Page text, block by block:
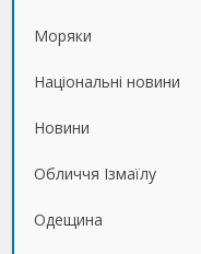
Моряки
Національні новини
Новини
Обличчя Ізмаїлу
Одещина